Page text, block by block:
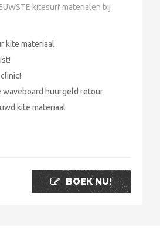
kitesurf materialen bij
kite materiaal
waveboard huurgeld retour
kite materiaal
BOEK NU!